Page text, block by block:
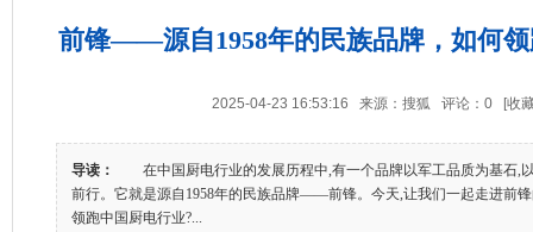
前锋——源自1958年的民族品牌，如何
2025-04-23 16:53:16 来源：搜狐 评论： 0 [收
导读：
在中国厨电行业的发展历程中,有一个品牌以军工品质为基石,
前行。它就是源自1958年的民族品牌——前锋。今天,让我们一起走进前
领跑中国厨电行业?...